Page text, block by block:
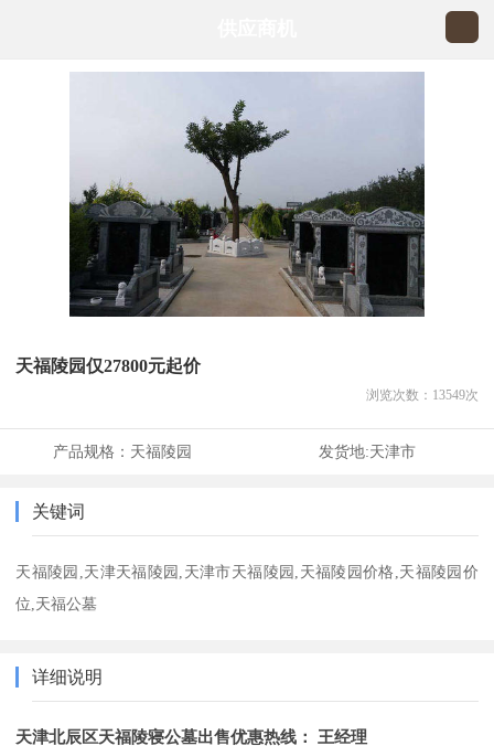
天福陵园仅27800元起价
浏览次数： 13549次
产品规格： 天福陵园 发货地:天津市
关键词
天福陵园,天津天福陵园,天津市天福陵园,天福陵园价格,天福陵园价
位,天福公墓
详细说明
天津北辰区天福陵寝公墓出售优惠热线： 王经理